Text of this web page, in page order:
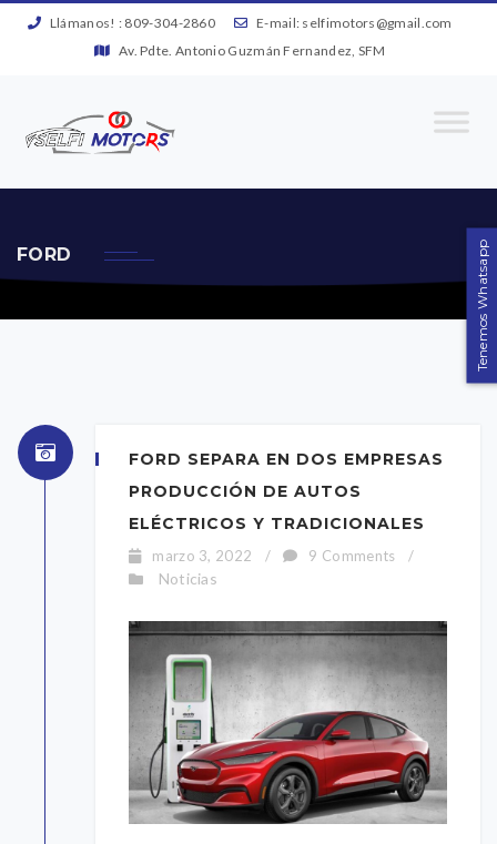
Llámanos! : 809-304-2860 E-mail: selfimotors@gmail.com
Av. Pdte. Antonio Guzmán Fernandez, SFM
FORD
FORD SEPARA EN DOS EMPRESAS
PRODUCCIÓN DE AUTOS
ELÉCTRICOS Y TRADICIONALES
marzo 3, 2022 / 9 Comments /
Noticias
Tenemos Whatsapp